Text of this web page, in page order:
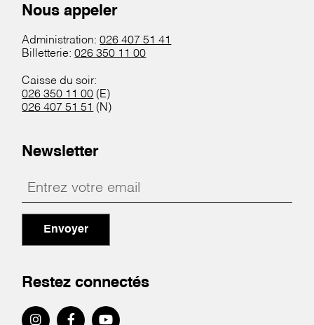
Nous appeler
Administration:026 407 51 41
Billetterie:026 350 11 00
Caisse du soir:
026 350 11 00 (E)
026 407 51 51 (N)
Newsletter
Envoyer
Restez connectés